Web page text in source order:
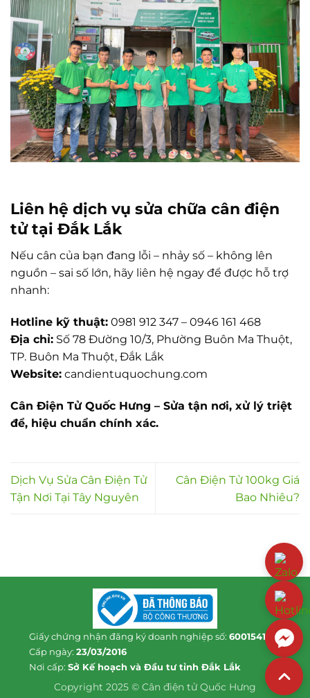
Liên hệ dịch vụ sửa chữa cân điện
tử tại Đắk Lắk
Nếu cân của bạn đang lỗi – nhảy số – không lên
nguồn – sai số lớn, hãy liên hệ ngay để được hỗ trợ
nhanh:
Hotline kỹ thuật: 0981 912 347 – 0946 161 468
Địa chỉ: Số 78 Đường 10/3, Phường Buôn Ma Thuột,
TP. Buôn Ma Thuột, Đắk Lắk
Website: candientuquochung.com
Cân Điện Tử Quốc Hưng – Sửa tận nơi, xử lý triệt
để, hiệu chuẩn chính xác.
Dịch Vụ Sửa Cân Điện Tử
Tận Nơi Tại Tây Nguyên
Cân Điện Tử 100kg Giá
Bao Nhiêu?
Giấy chứng nhận đăng ký doanh nghiệp số: 6001541813
Cấp ngày: 23/03/2016
Nơi cấp: Sở Kế hoạch và Đầu tư tỉnh Đắk Lắk
Copyright 2025 © Cân điện tử Quốc Hưng